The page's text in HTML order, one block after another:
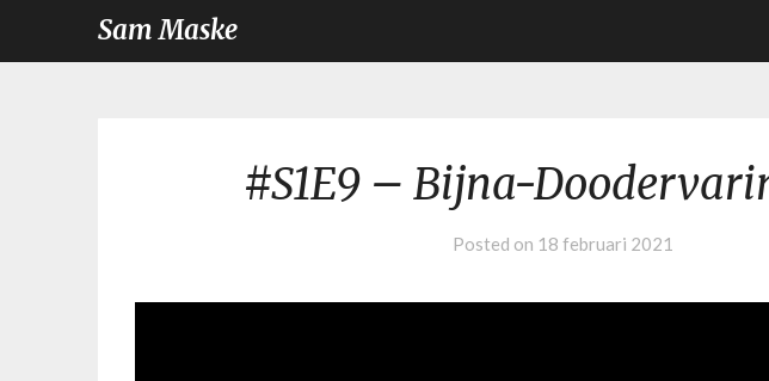
Sam Maske
#S1E9 – Bijna-
Posted on 18 februari 2021